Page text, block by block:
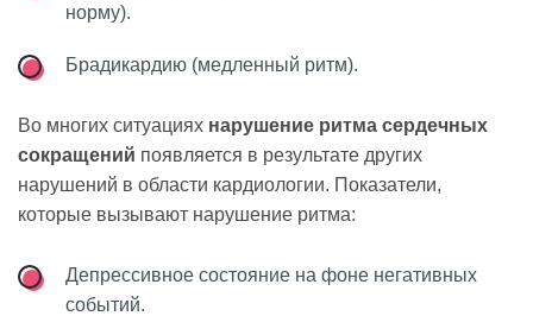
норму).
Брадикардию (медленный ритм).
Во многих ситуациях нарушение ритма сердечных
сокращений появляется в результате других
нарушений в области кардиологии. Показатели,
которые вызывают нарушение ритма:
Депрессивное состояние на фоне негативных
событий.